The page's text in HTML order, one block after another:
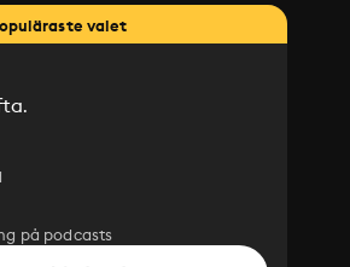
valet
på podcasts